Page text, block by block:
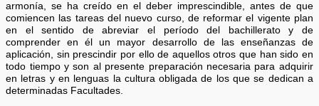
armonía, se ha creído en el deber imprescindible, antes de que
comiencen las tareas del nuevo curso, de reformar el vigente plan
en el sentido de abreviar el período del bachillerato y de
comprender en él un mayor desarrollo de las enseñanzas de
aplicación, sin prescindir por ello de aquellos otros que han sido en
todo tiempo y son al presente preparación necesaria para adquirir
en letras y en lenguas la cultura obligada de los que se dedican a
determinadas Facultades.